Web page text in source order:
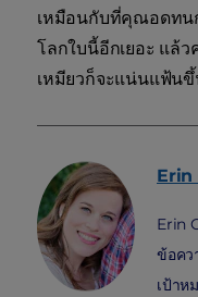
เหมือนกับที่คุณอดทนกั
โลกใบนี้อีกเยอะ แล้
เหมียวก็จะแน่นแฟ้นขึ้
Erin
Erin
ข้อคว
เป้าห